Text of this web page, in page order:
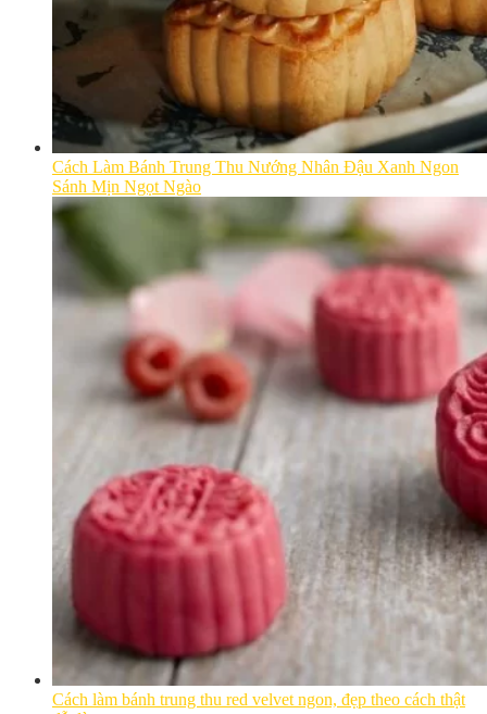
Cách Làm Bánh Trung Thu Nướng Nhân Đậu Xanh Ngon
Sánh Mịn Ngọt Ngào
Cách làm bánh trung thu red velvet ngon, đẹp theo cách thật